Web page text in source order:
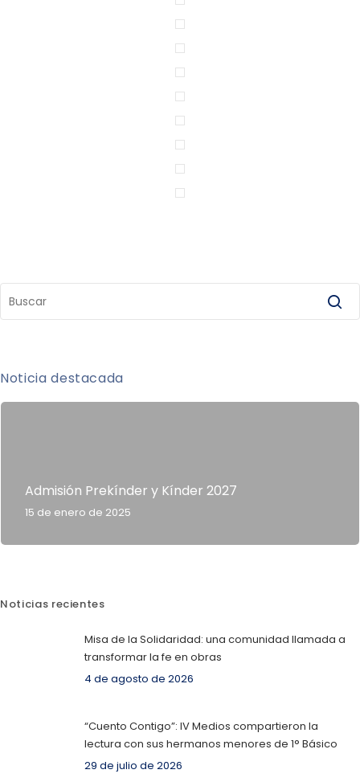
Noticia destacada
Admisión Prekínder y Kínder 2027
15 de enero de 2025
Noticias recientes
Misa de la Solidaridad: una comunidad llamada a
transformar la fe en obras
4 de agosto de 2026
“Cuento Contigo”: IV Medios compartieron la
lectura con sus hermanos menores de 1° Básico
29 de julio de 2026